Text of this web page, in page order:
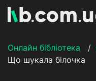
Онлайн бібліотека
/
Що шукала білочка